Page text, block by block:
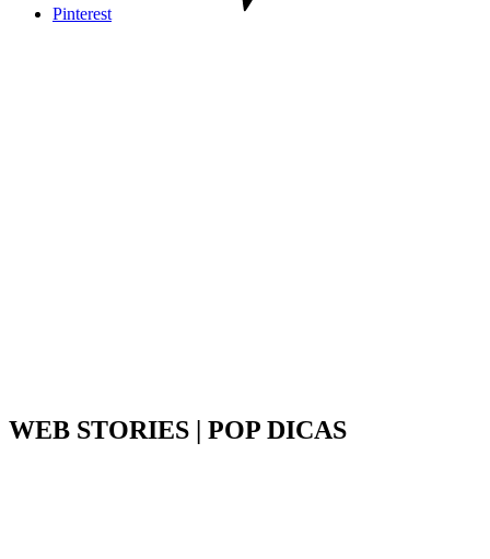
Pinterest
WEB STORIES | POP DICAS